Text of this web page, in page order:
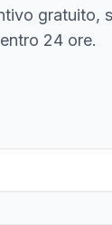
gratuito,
24 ore.